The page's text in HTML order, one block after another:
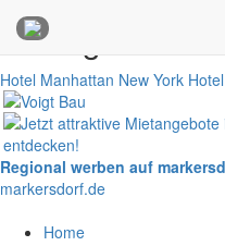
Anzeigen
Hotel Manhattan New York
Regional werben auf
markersdorf.de
Home